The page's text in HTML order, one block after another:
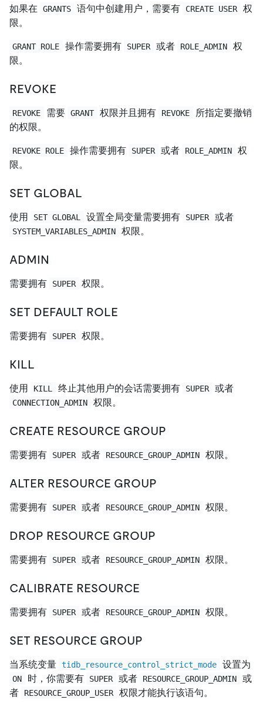
如果在 GRANTS 语句中创建用户，需要有 CREATE USER
权
限。
GRANT ROLE 操作需要拥有 SUPER 或者 ROLE_ADMIN
权
限。
REVOKE
REVOKE 需要 GRANT 权限并且拥有 REVOKE
所指定要撤销
的权限。
REVOKE ROLE 操作需要拥有 SUPER 或者 ROLE_ADMIN
权
限。
SET GLOBAL
使用 SET GLOBAL 设置全局变量需要拥有 SUPER 或者
SYSTEM_VARIABLES_ADMIN 权限。
ADMIN
需要拥有 SUPER 权限。
SET DEFAULT ROLE
需要拥有 SUPER 权限。
KILL
使用 KILL 终止其他用户的会话需要拥有 SUPER 或者
CONNECTION_ADMIN 权限。
CREATE RESOURCE GROUP
需要拥有 SUPER 或者 RESOURCE_GROUP_ADMIN 权限。
ALTER RESOURCE GROUP
需要拥有 SUPER 或者 RESOURCE_GROUP_ADMIN 权限。
DROP RESOURCE GROUP
需要拥有 SUPER 或者 RESOURCE_GROUP_ADMIN 权限。
CALIBRATE RESOURCE
需要拥有 SUPER 或者 RESOURCE_GROUP_ADMIN 权限。
SET RESOURCE GROUP
当系统变量 tidb_resource_control_strict_mode 设置为
ON 时，你需要有 SUPER 或者 RESOURCE_GROUP_ADMIN
或
者
RESOURCE_GROUP_USER 权限才能执行该语句。